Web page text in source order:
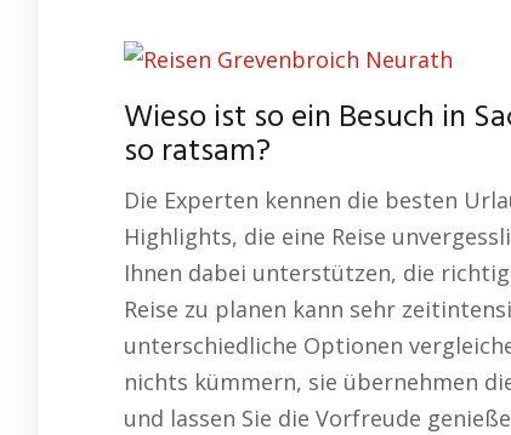
Wieso ist so ein Besuch in
so ratsam?
Die Experten kennen die besten
Highlights, die eine Reise
Ihnen dabei unterstützen, die
Reise zu planen kann sehr
unterschiedliche Optionen
nichts kümmern, sie übernehmen
und lassen Sie die Vorfreude